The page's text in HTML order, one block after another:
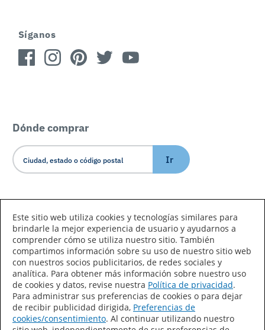
Síganos
Dónde comprar
Ir
Declaración de accesibilidad
Mapa del sitio
Términos de uso
Privacidad
Este sitio web utiliza cookies y tecnologías similares para
brindarle la mejor experiencia de usuario y ayudarnos a
comprender cómo se utiliza nuestro sitio. También
compartimos información sobre su uso de nuestro sitio web
con nuestros socios publicitarios, de redes sociales y
analítica. Para obtener más información sobre nuestro uso
de cookies y datos, revise nuestra Política de privacidad.
Para administrar sus preferencias de cookies o para dejar
de recibir publicidad dirigida, Preferencias de
cookies/consentimiento. Al continuar utilizando nuestro